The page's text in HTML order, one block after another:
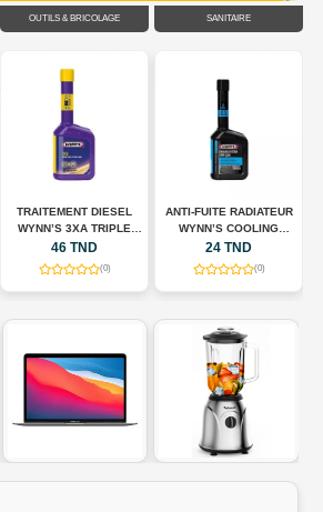
OUTILS & BRICOLAGE SANITAIRE
TRAITEMENT DIESEL
WYNN’S 3XA TRIPLE
ACTION – 325 ML
46 TND
(0)
ANTI-FUITE RADIATEUR
WYNN’S COOLING
SYSTEM STOP LEAK –
325 ML
24 TND
(0)